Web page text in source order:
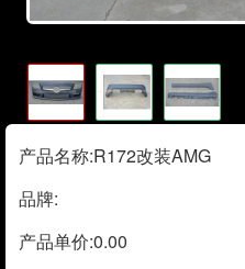
产品名称:R172改装AMG
品牌:
产品单价:0.00